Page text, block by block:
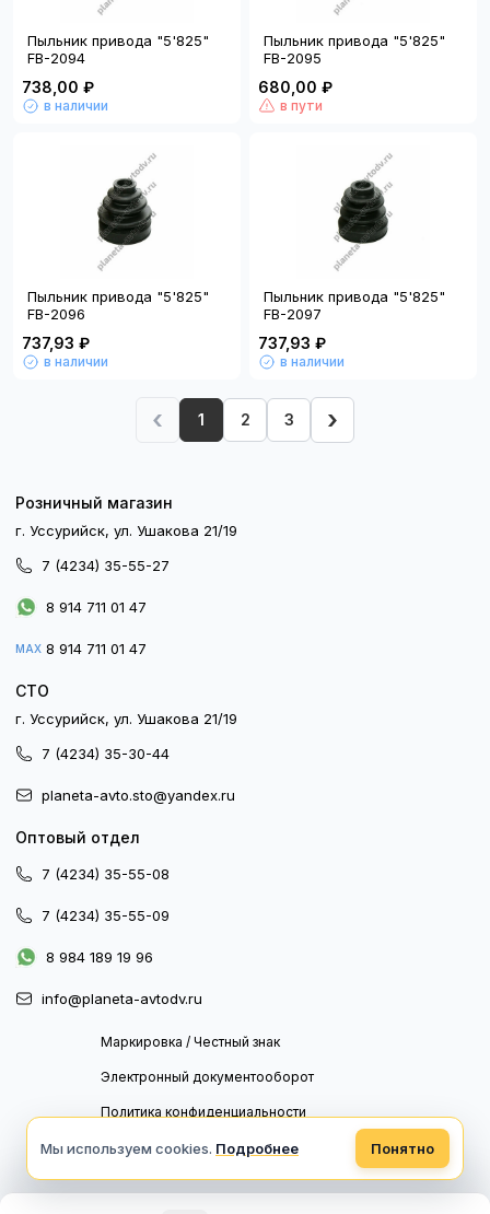
Пыльник привода "5'825"
FB-2094
738,00 ₽
в наличии
Пыльник привода "5'825"
FB-2095
680,00 ₽
в пути
Пыльник привода "5'825"
FB-2096
737,93 ₽
в наличии
Пыльник привода "5'825"
FB-2097
737,93 ₽
в наличии
‹ 1 2 3 ›
Розничный магазин
г. Уссурийск, ул. Ушакова 21/19
7 (4234) 35-55-27
8 914 711 01 47
MAX 8 914 711 01 47
СТО
г. Уссурийск, ул. Ушакова 21/19
7 (4234) 35-30-44
planeta-avto.sto@yandex.ru
Оптовый отдел
7 (4234) 35-55-08
7 (4234) 35-55-09
8 984 189 19 96
info@planeta-avtodv.ru
Маркировка / Честный знак
Электронный документооборот
Политика конфиденциальности
Политика обработки персональных данных
Мы используем cookies. Подробнее Понятно